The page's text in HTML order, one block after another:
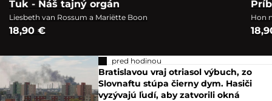
Tuk - Náš tajný orgán
Liesbeth van Rossum a Mariëtte Boon
18,90 €
Hon
pred hodinou
Bratislavou vraj otriasol výbuch, zo
Slovnaftu stúpa čierny dym. Hasiči
vyzývajú ľudí, aby zatvorili okná